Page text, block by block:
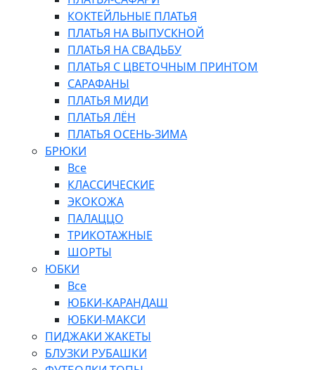
КОКТЕЙЛЬНЫЕ ПЛАТЬЯ
ПЛАТЬЯ НА ВЫПУСКНОЙ
ПЛАТЬЯ НА СВАДЬБУ
ПЛАТЬЯ С ЦВЕТОЧНЫМ ПРИНТОМ
САРАФАНЫ
ПЛАТЬЯ МИДИ
ПЛАТЬЯ ЛЁН
ПЛАТЬЯ ОСЕНЬ-ЗИМА
БРЮКИ
Все
КЛАССИЧЕСКИЕ
ЭКОКОЖА
ПАЛАЦЦО
ТРИКОТАЖНЫЕ
ШОРТЫ
ЮБКИ
Все
ЮБКИ-КАРАНДАШ
ЮБКИ-МАКСИ
ПИДЖАКИ ЖАКЕТЫ
БЛУЗКИ РУБАШКИ